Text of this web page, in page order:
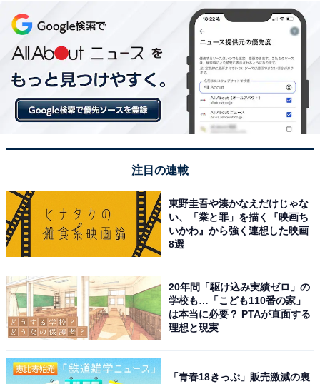
オープンチャットの背景も拡大
注目の連載
東野圭吾や湊かなえだけじゃな
い、「業と罪」を描く『映画ち
いかわ』から強く連想した映画
8選
20年間「駆け込み実績ゼロ」の
学校も…「こども110番の家」
は本当に必要？ PTAが直面する
理想と現実
「青春18きっぷ」販売激減の裏